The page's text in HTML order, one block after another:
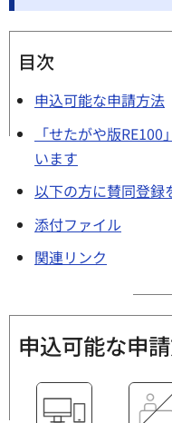
目次
申込可能な申請方法
「せたがや版
います
以下の方に賛同登録
添付ファイル
関連リンク
申込可能な申